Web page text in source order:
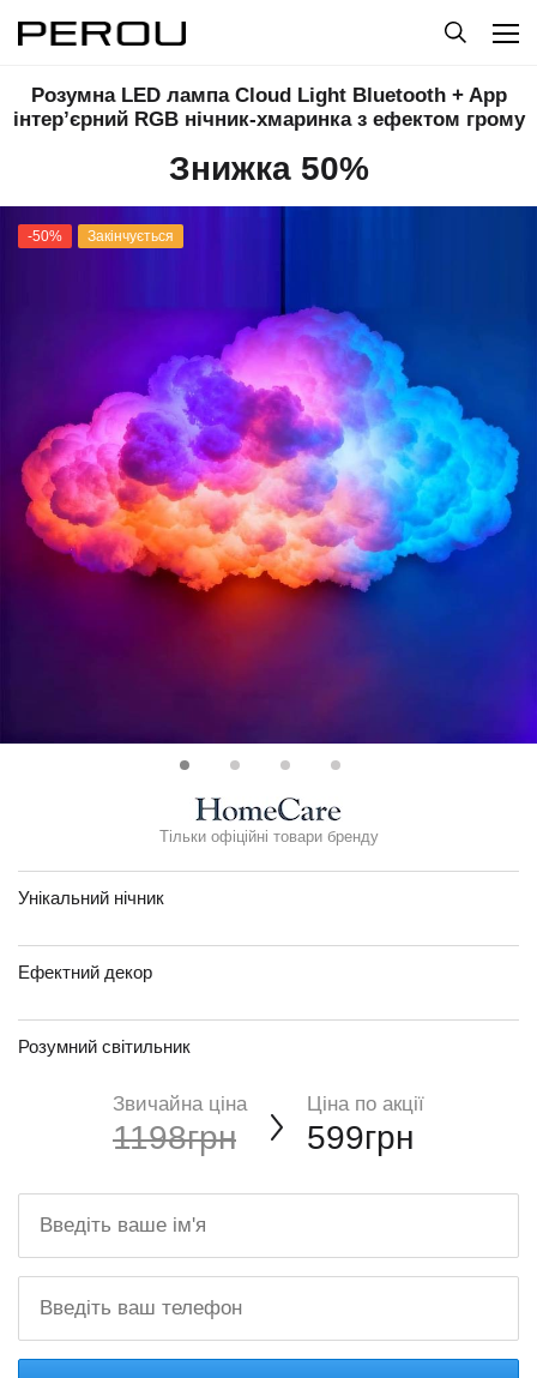
Розумна LED лампа Cloud Light Bluetooth + App
інтер’єрний RGB нічник-хмаринка з ефектом грому
Знижка 50%
-50% Закінчується
Тільки офіційні товари бренду
Унікальний нічник
Ефектний декор
Розумний світильник
Звичайна ціна
1198грн
Ціна по акції
599грн